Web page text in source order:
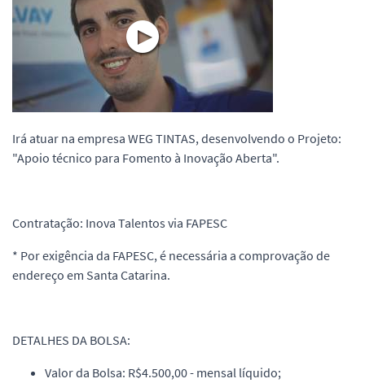
Irá atuar na empresa WEG TINTAS, desenvolvendo o Projeto:
"Apoio técnico para Fomento à Inovação Aberta".
Contratação: Inova Talentos via FAPESC
* Por exigência da FAPESC, é necessária a comprovação de
endereço em Santa Catarina.
DETALHES DA BOLSA:
Valor da Bolsa: R$4.500,00 - mensal líquido;